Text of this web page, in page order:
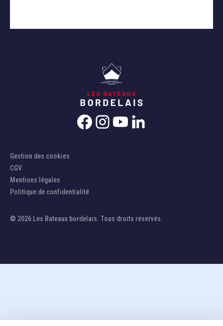
© 2026 Les Bateaux bordelais. Tous droits réservés.
Gestion des cookies
CGV
Mentions légales
Politique de confidentialité